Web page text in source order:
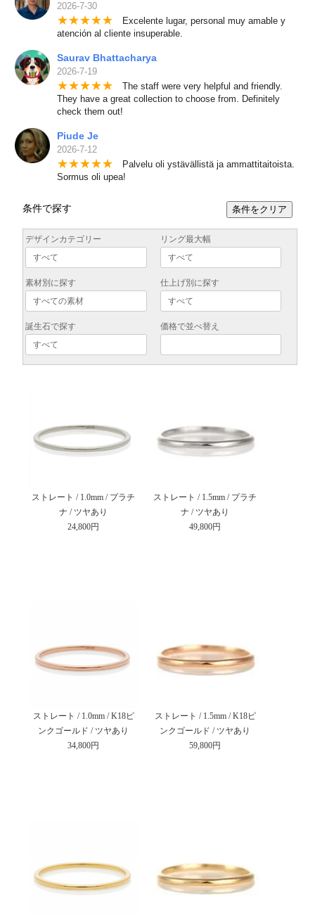
2026-7-30
★★★★★ Excelente lugar, personal muy amable y
atención al cliente insuperable.
Saurav Bhattacharya
2026-7-19
★★★★★ The staff were very helpful and friendly.
They have a great collection to choose from. Definitely
check them out!
Piude Je
2026-7-12
★★★★★ Palvelu oli ystävällistä ja ammattitaitoista.
Sormus oli upea!
条件で探す 条件をクリア
デザインカテゴリー リング最大幅
素材別に探す 仕上げ別に探す
誕生石で探す 価格で並べ替え
ストレート / 1.0mm / プラチ
ナ / ツヤあり
24,800円
ストレート / 1.5mm / プラチ
ナ / ツヤあり
49,800円
ストレート / 1.0mm / K18ピ
ンクゴールド / ツヤあり
34,800円
ストレート / 1.5mm / K18ピ
ンクゴールド / ツヤあり
59,800円